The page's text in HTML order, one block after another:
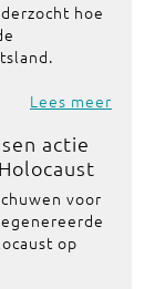
hoe
Lees meer
actie
voor
op